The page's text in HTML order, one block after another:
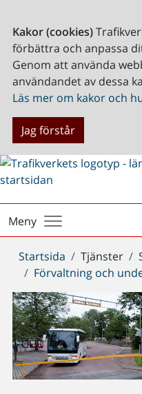
Kakor (cookies)
förbättra och anpassa
Genom att använda
användandet av dessa
Läs mer om kakor och
Jag förstår
Meny
Du
är
här:
Startsida Tjänster
Förvaltning och